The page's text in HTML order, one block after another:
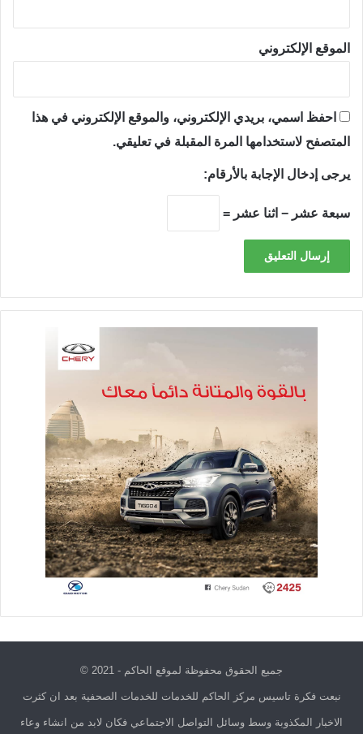
الموقع الإلكتروني
احفظ اسمي، بريدي الإلكتروني، والموقع الإلكتروني في هذا
المتصفح لاستخدامها المرة المقبلة في تعليقي.
يرجى إدخال الإجابة بالأرقام:
سبعة عشر − اثنا عشر =
جميع الحقوق محفوظة لموقع الحاكم - 2021 ©
نبعت فكرة تاسيس مركز الحاكم للخدمات للخدمات الصحفية بعد ان كثرت
الاخبار المكذوبة وسط وسائل التواصل الاجتماعي فكان لابد من انشاء وعاء